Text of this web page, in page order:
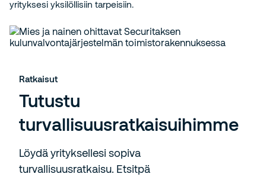
yrityksesi yksilöllisiin tarpeisiin.
Ratkaisut
Tutustu
turvallisuusratkaisuihimme
Löydä yrityksellesi sopiva
turvallisuusratkaisu. Etsitpä